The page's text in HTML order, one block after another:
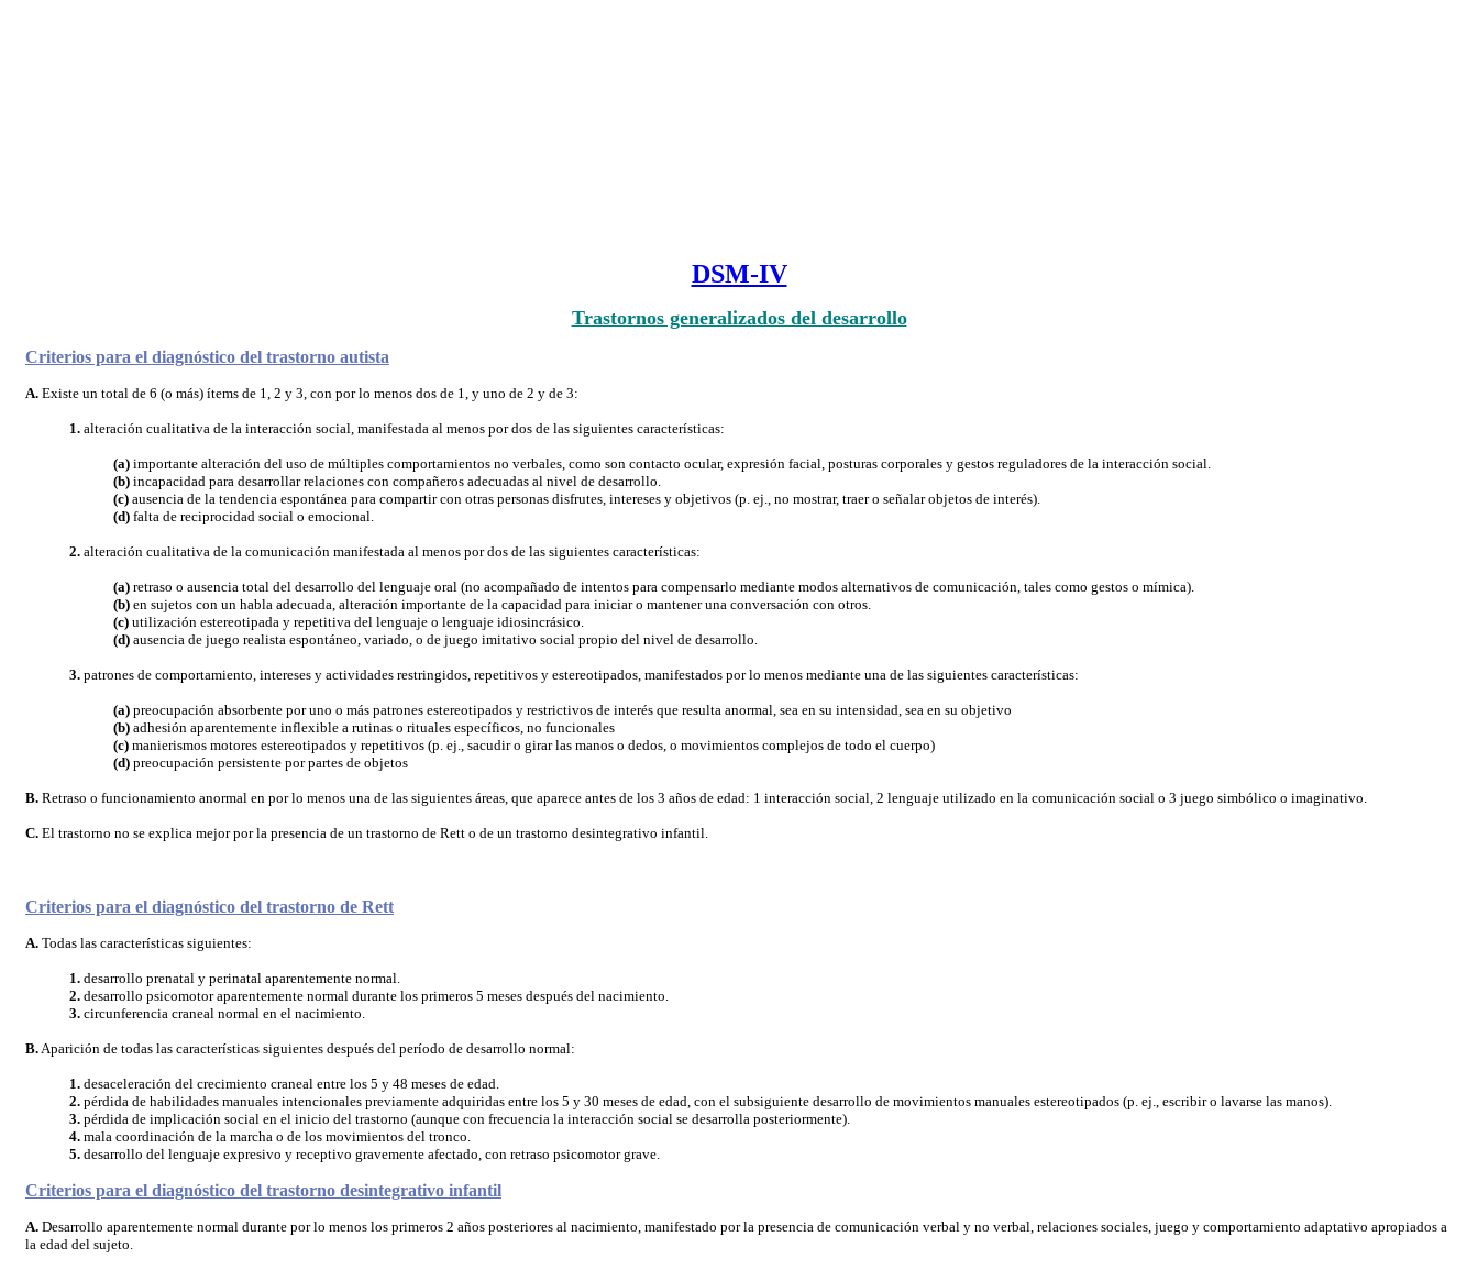
DSM-IV
Trastornos generalizados del desarrollo
Criterios para el diagnóstico del trastorno autista
A. Existe un total de 6 (o más) ítems de 1, 2 y 3, con por lo menos dos de 1, y uno de 2 y de 3:
1. alteración cualitativa de la interacción social, manifestada al menos por dos de las siguientes características:
(a) importante alteración del uso de múltiples comportamientos no verbales, como son contacto ocular, expresión facial, posturas corporales y gestos reguladores de la interacción social.
(b) incapacidad para desarrollar relaciones con compañeros adecuadas al nivel de desarrollo.
(c) ausencia de la tendencia espontánea para compartir con otras personas disfrutes, intereses y objetivos (p. ej., no mostrar, traer o señalar objetos de interés).
(d) falta de reciprocidad social o emocional.
2. alteración cualitativa de la comunicación manifestada al menos por dos de las siguientes características:
(a) retraso o ausencia total del desarrollo del lenguaje oral (no acompañado de intentos para compensarlo mediante modos alternativos de comunicación, tales como gestos o mímica).
(b) en sujetos con un habla adecuada, alteración importante de la capacidad para iniciar o mantener una conversación con otros.
(c) utilización estereotipada y repetitiva del lenguaje o lenguaje idiosincrásico.
(d) ausencia de juego realista espontáneo, variado, o de juego imitativo social propio del nivel de desarrollo.
3. patrones de comportamiento, intereses y actividades restringidos, repetitivos y estereotipados, manifestados por lo menos mediante una de las siguientes características:
(a) preocupación absorbente por uno o más patrones estereotipados y restrictivos de interés que resulta anormal, sea en su intensidad, sea en su objetivo
(b) adhesión aparentemente inflexible a rutinas o rituales específicos, no funcionales
(c) manierismos motores estereotipados y repetitivos (p. ej., sacudir o girar las manos o dedos, o movimientos complejos de todo el cuerpo)
(d) preocupación persistente por partes de objetos
B. Retraso o funcionamiento anormal en por lo menos una de las siguientes áreas, que aparece antes de los 3 años de edad: 1 interacción social, 2 lenguaje utilizado en la comunicación social o 3 juego simbólico o imaginativo.
C. El trastorno no se explica mejor por la presencia de un trastorno de Rett o de un trastorno desintegrativo infantil.
Criterios para el diagnóstico del trastorno de Rett
A. Todas las características siguientes:
1. desarrollo prenatal y perinatal aparentemente normal.
2. desarrollo psicomotor aparentemente normal durante los primeros 5 meses después del nacimiento.
3. circunferencia craneal normal en el nacimiento.
B.Aparición de todas las características siguientes después del período de desarrollo normal:
1. desaceleración del crecimiento craneal entre los 5 y 48 meses de edad.
2. pérdida de habilidades manuales intencionales previamente adquiridas entre los 5 y 30 meses de edad, con el subsiguiente desarrollo de movimientos manuales estereotipados (p. ej., escribir o lavarse las manos).
3. pérdida de implicación social en el inicio del trastorno (aunque con frecuencia la interacción social se desarrolla posteriormente).
4. mala coordinación de la marcha o de los movimientos del tronco.
5. desarrollo del lenguaje expresivo y receptivo gravemente afectado, con retraso psicomotor grave.
Criterios para el diagnóstico del trastorno desintegrativo infantil
A. Desarrollo aparentemente normal durante por lo menos los primeros 2 años posteriores al nacimiento, manifestado por la presencia de comunicación verbal y no verbal, relaciones sociales, juego y comportamiento adaptativo apropiados a
la edad del sujeto.